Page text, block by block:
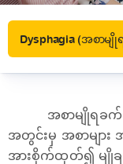
Dysphagia (အစာမျို
အစာမျိုရခက်
အတွင်းမှ အစာမျာ
အားစိုက်ထုတ်၍ မျိုချ